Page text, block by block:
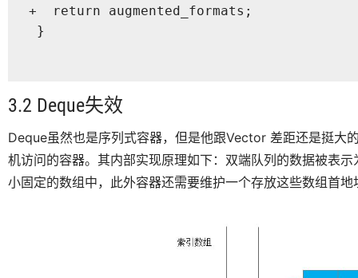
+  return augmented_formats;
}
3.2 Deque失效
Deque虽然也是序列式容器，但是他跟Vector 差距还是挺大
机访问的容器。其内部实现原理如下：双端队列的数据被表
小固定的数组中，此外容器还需要维护一个存放这些数组首